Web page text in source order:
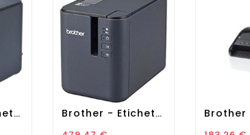
Brother - Etichettatrice -... Brother - Etichettatrice -...